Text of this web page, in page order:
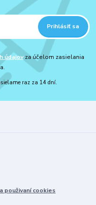
Prihlásiť sa
údajovza účelom zasielania
raz za 14 dní.
použivaní cookies